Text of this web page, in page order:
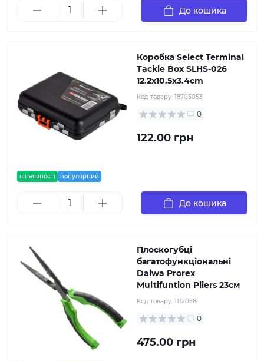
До кошика
в наявності популярний
Коробка Select Terminal
Tackle Box SLHS-026
12.2х10.5х3.4cm
Код товару: 18703053
0
122.00 грн
До кошика
Плоскогубці
багатофункціональні
Daiwa Prorex
Multifuntion Pliers 23см
Код товару: 1112058
0
475.00 грн